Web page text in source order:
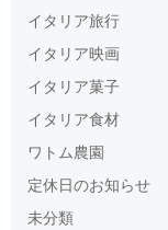
イタリア旅行
イタリア映画
イタリア菓子
イタリア食材
ワトム農園
定休日のお知らせ
未分類